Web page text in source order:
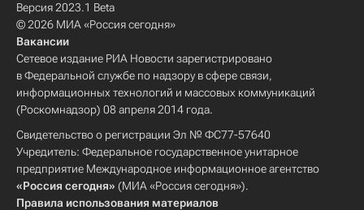
Версия 2023.1 Beta
© 2026 МИА «Россия сегодня»
Вакансии
Сетевое издание РИА Новости зарегистрировано
в Федеральной службе по надзору в сфере связи,
информационных технологий и массовых коммуникаций
(Роскомнадзор) 08 апреля 2014 года.
Свидетельство о регистрации Эл № ФС77-57640
Учредитель: Федеральное государственное унитарное
предприятие Международное информационное агентство
«Россия сегодня» (МИА «Россия сегодня»).
Правила использования материалов